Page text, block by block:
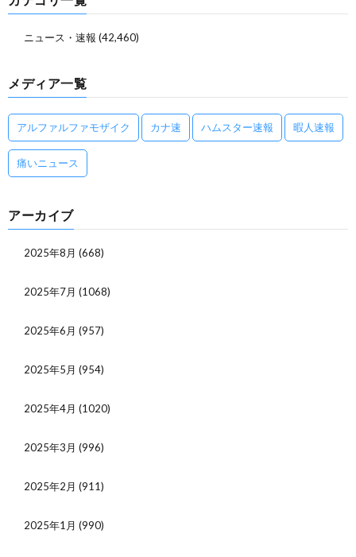
ニュース・速報 (42,460)
メディア一覧
アルファルファモザイク カナ速 ハムスター速報 暇人速報
痛いニュース
アーカイブ
2025年8月 (668)
2025年7月 (1068)
2025年6月 (957)
2025年5月 (954)
2025年4月 (1020)
2025年3月 (996)
2025年2月 (911)
2025年1月 (990)